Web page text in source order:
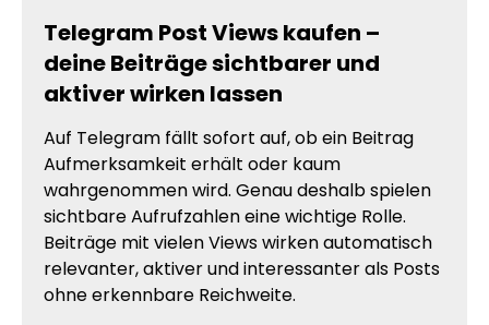
Telegram Post Views kaufen –
deine Beiträge sichtbarer und
aktiver wirken lassen
Auf Telegram fällt sofort auf, ob ein Beitrag
Aufmerksamkeit erhält oder kaum
wahrgenommen wird. Genau deshalb spielen
sichtbare Aufrufzahlen eine wichtige Rolle.
Beiträge mit vielen Views wirken automatisch
relevanter, aktiver und interessanter als Posts
ohne erkennbare Reichweite.